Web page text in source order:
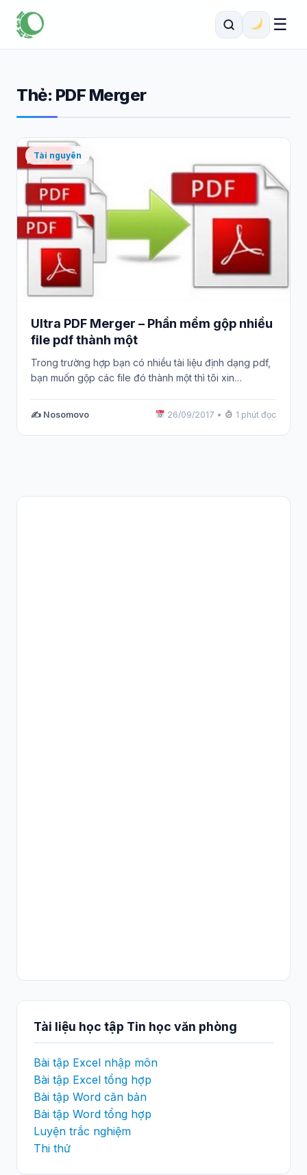
☰
Thẻ: PDF Merger
Tài nguyên
Ultra PDF Merger – Phần mềm gộp nhiều
file pdf thành một
Trong trường hợp bạn có nhiều tài liệu định dạng pdf,
bạn muốn gộp các file đó thành một thì tôi xin…
✍️ Nosomovo 26/09/2017 • 1 phút đọc
Tài liệu học tập Tin học văn phòng
Bài tập Excel nhập môn
Bài tập Excel tổng hợp
Bài tập Word căn bản
Bài tập Word tổng hợp
Luyện trắc nghiệm
Thi thử